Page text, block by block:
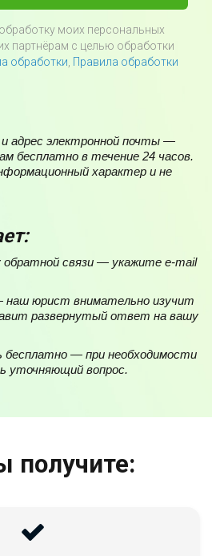
моих персональных
партнёрам с целью обработки
обработки Правила обработки
адрес электронной почты —
бесплатно в течение 24 часов.
характер и не
связи — укажите e-mail
юрист внимательно изучит
развернутый ответ на вашу
— при необходимости
уточняющий вопрос.
получите: